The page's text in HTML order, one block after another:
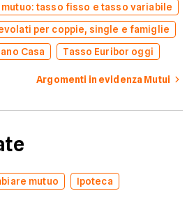
tasso fisso e tasso variabile
per coppie, single e famiglie
Casa Tasso Euribor oggi
Argomenti in evidenza Mutui
mutuo
Ipoteca